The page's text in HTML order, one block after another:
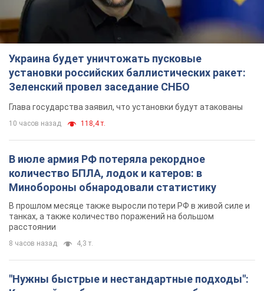
В прошлом месяце также выросли потери РФ в живой силе и
танках, а также количество поражений на большом
расстоянии
8 часов назад 4,3 т.
"Нужны быстрые и нестандартные подходы":
Корецкий пообещал предоставить бизнесу
приоритетный доступ к имеющимся
складским помещениям
Так или иначе, бизнес после обстрелов получит поддержку
4 часа назад 582